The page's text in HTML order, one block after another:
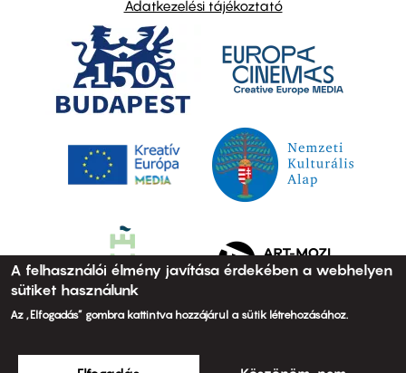
Adatkezelési tájékoztató
A felhasználói élmény javítása érdekében a webhelyen
sütiket használunk
Az „Elfogadás” gombra kattintva hozzájárul a sütik létrehozásához.